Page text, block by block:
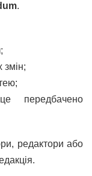
.
змін;
передбачено
редактори або